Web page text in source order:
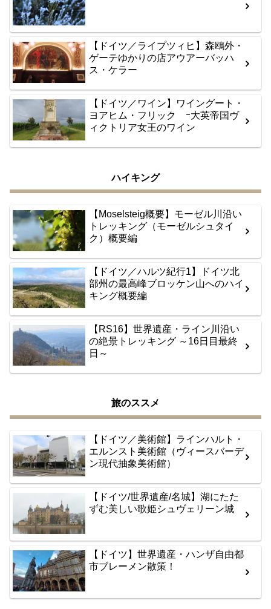
【ドイツ／ライプツィヒ】森鴎外・
ゲーテゆかりの店アウアーバッハ
ス・ケラー
【ドイツ／ワイン】ワイングート・
ヨアヒム・フリック ｰ大英帝国ヴ
ィクトリア女王のワイン
ハイキング
【Moselsteig概要】モーゼル川沿い
トレッキング（モーゼルシュタイ
ク）概要編
【ドイツ／ハルツ紀行1】ドイツ北
部州の最高峰ブロッケン山へのハイ
キング概要編
【RS16】世界遺産・ライン川沿い
の絶景トレッキング ～16日目最終
日～
旅のススメ
【ドイツ／美術館】ラインハルト・
エルンスト美術館（ヴィースバーデ
ン現代抽象美術館）
【ドイツ/世界遺産/名城】湖にたた
ずむ美しい歌姫シュヴェリーン城
【ドイツ】世界遺産・ハンザ自由都
市ブレーメン散策！